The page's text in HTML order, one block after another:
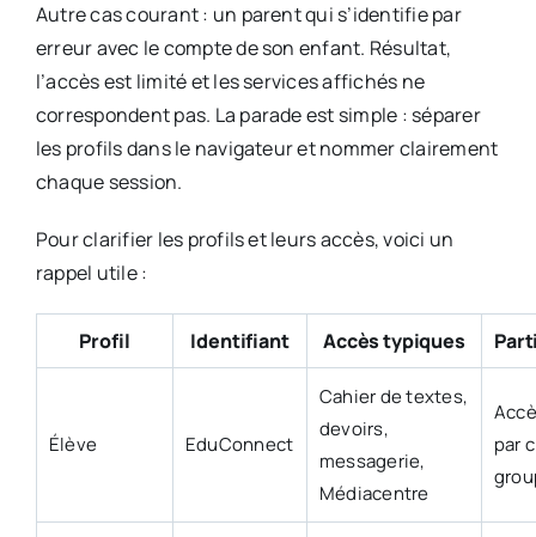
Autre cas courant : un parent qui s’identifie par
erreur avec le compte de son enfant. Résultat,
l’accès est limité et les services affichés ne
correspondent pas. La parade est simple : séparer
les profils dans le navigateur et nommer clairement
chaque session.
Pour clarifier les profils et leurs accès, voici un
rappel utile :
Profil Identifiant Accès typiques
Élève EduConnect
Cahier de textes,
devoirs,
messagerie,
Médiacentre
par